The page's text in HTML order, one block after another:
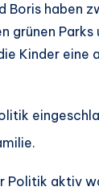
Boris haben
grünen
Kinder eine
Politik aktiv